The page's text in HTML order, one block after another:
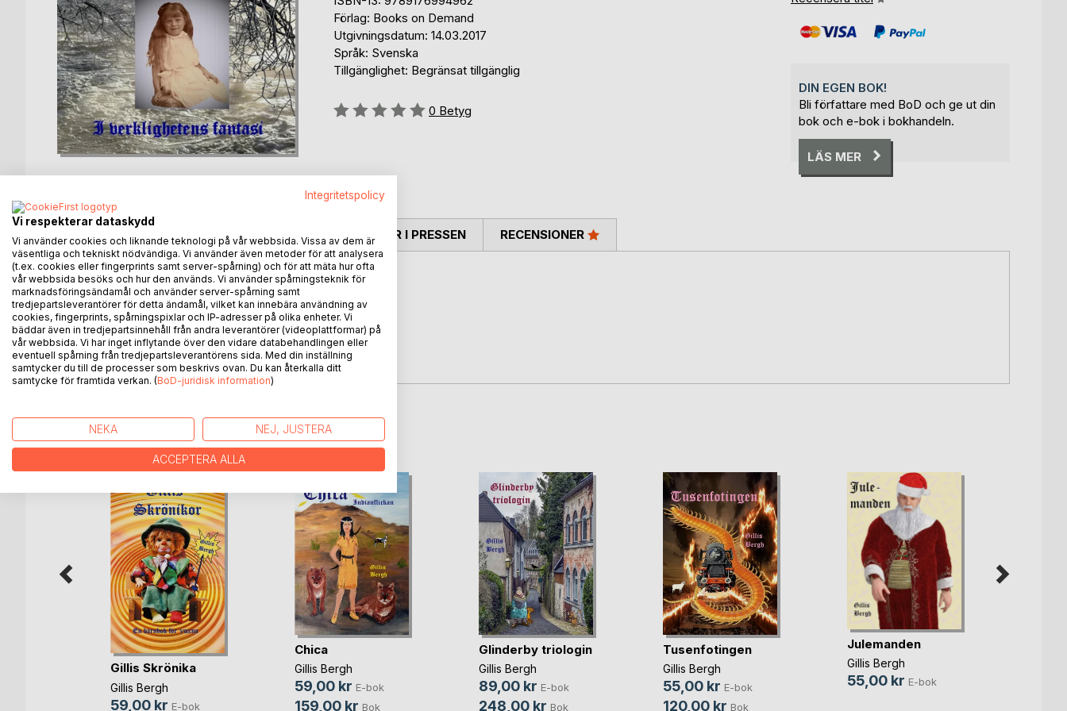
Förlag: Books on Demand
Utgivningsdatum: 14.03.2017
Språk: Svenska
Tillgänglighet: Begränsat tillgänglig
Betyg::
0 Betyg
DIN EGEN BOK!
Bli författare med BoD och ge ut din
bok och e-bok i bokhandeln.
LÄS MER
BESKRIVNING
Berättelsen om Ines.
Ett ovanligt liv för en kvinna i sin tid.
En dotter som inte blev mamma, men ändå lik sin mamma.
Från armodets härd till lyx och flärd.
Tur och retur i verklighetens fantasi.
FÖRFATTARE KOMMENTARER I PRESSEN RECENSIONER
ANDRA TITLAR HOSBoD
Gillis Skrönika
Gillis Bergh
59,00 kr E-bok
Chica
Gillis Bergh
59,00 kr E-bok
159,00 kr Bok
Glinderby triologin
Gillis Bergh
89,00 kr E-bok
248,00 kr Bok
Tusenfotingen
Gillis Bergh
55,00 kr E-bok
120,00 kr Bok
Julemanden
Gillis Bergh
55,00 kr E-bok
Integritetspolicy
Vi respekterar dataskydd
Vi använder cookies och liknande teknologi på vår webbsida. Vissa av dem är
väsentliga och tekniskt nödvändiga. Vi använder även metoder för att analysera
(t.ex. cookies eller fingerprints samt server-spårning) och för att mäta hur ofta
vår webbsida besöks och hur den används. Vi använder spårningsteknik för
marknadsföringsändamål och använder server-spårning samt
tredjepartsleverantörer för detta ändamål, vilket kan innebära användning av
cookies, fingerprints, spårningspixlar och IP-adresser på olika enheter. Vi
bäddar även in tredjepartsinnehåll från andra leverantörer (videoplattformar) på
vår webbsida. Vi har inget inflytande över den vidare databehandlingen eller
eventuell spårning från tredjepartsleverantörens sida. Med din inställning
samtycker du till de processer som beskrivs ovan. Du kan återkalla ditt
samtycke för framtida verkan. (BoD-juridisk information)
NEKA NEJ, JUSTERA
ACCEPTERA ALLA